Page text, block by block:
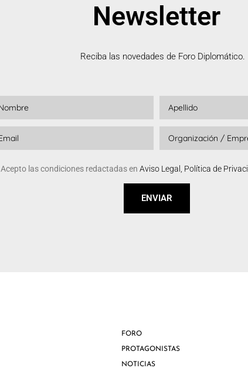
Newsletter
Reciba las novedades de Foro Diplomático.
Acepto las condiciones redactadas en Aviso Legal, Política de
ENVIAR
FORO
PROTAGONISTAS
NOTICIAS